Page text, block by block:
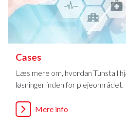
Cases
Læs mere om, hvordan Tunstall
løsninger inden for plejeområdet.
Mere info